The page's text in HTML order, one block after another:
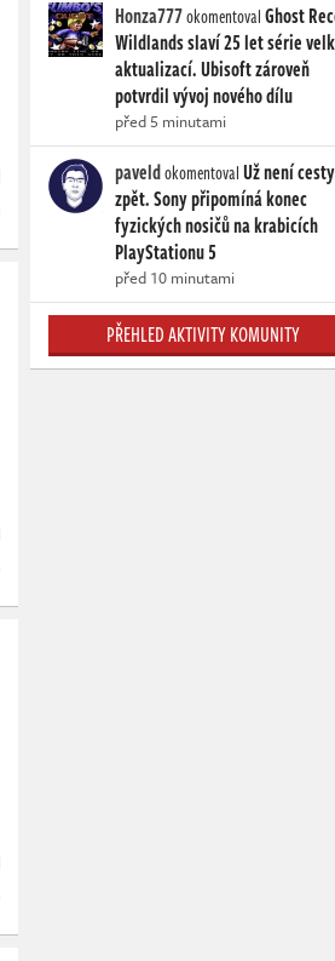
Honza777okomentovalGhost
Wildlands slaví 25 let série
aktualizací. Ubisoft zároveň
potvrdil vývoj nového dílu
před 5 minutami
paveldokomentovalUž není cesty
zpět. Sony připomíná konec
fyzických nosičů na krabicích
PlayStationu 5
před 10 minutami
PŘEHLED AKTIVITY KOMUNITY